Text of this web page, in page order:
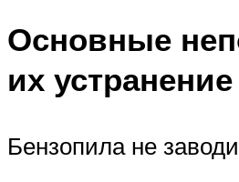
Основные
их устранение
Бензопила не